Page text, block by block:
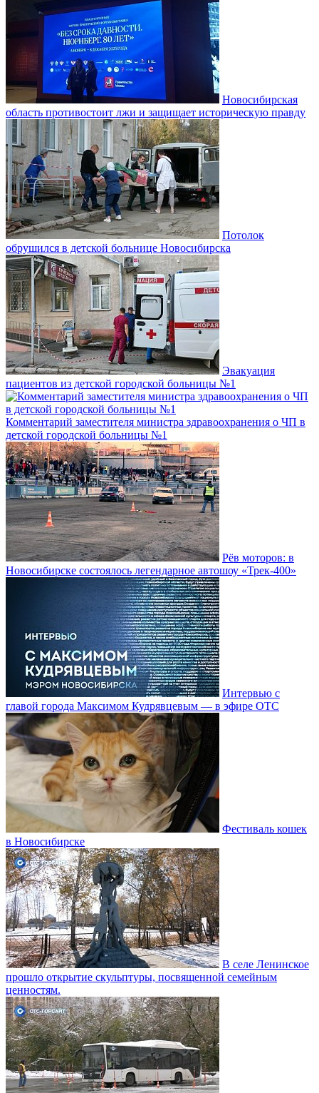
Новосибирская
область противостоит лжи и защищает историческую правду
Потолок
обрушился в детской больнице Новосибирска
Эвакуация
пациентов из детской городской больницы №1
Комментарий заместителя министра здравоохранения о ЧП в
детской городской больницы №1
Рёв моторов: в
Новосибирске состоялось легендарное автошоу «Трек-400»
Интервью с
главой города Максимом Кудрявцевым — в эфире ОТС
Фестиваль кошек
в Новосибирске
В селе Ленинское
прошло открытие скульптуры, посвященной семейным
ценностям.